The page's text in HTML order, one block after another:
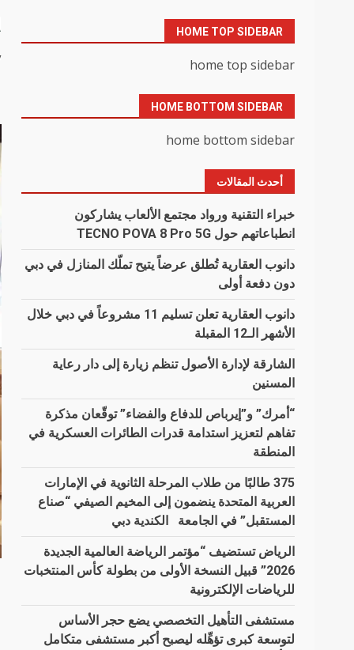
HOME TOP SIDEBAR
home top sidebar
HOME BOTTOM SIDEBAR
home bottom sidebar
أحدث المقالات
خبراء التقنية ورواد مجتمع الألعاب يشاركون
انطباعاتهم حول TECNO POVA 8 Pro 5G
دانوب العقارية تُطلق عرضاً يتيح تملّك المنازل في دبي
دون دفعة أولى
دانوب العقارية تعلن تسليم 11 مشروعاً في دبي خلال
الأشهر الـ12 المقبلة
الشارقة لإدارة الأصول تنظم زيارة إلى دار رعاية
المسنين
“أمرك” و”إيرباص للدفاع والفضاء” توقّعان مذكرة
تفاهم لتعزيز استدامة قدرات الطائرات العسكرية في
المنطقة
375 طالبًا من طلاب المرحلة الثانوية في الإمارات
العربية المتحدة ينضمون إلى المخيم الصيفي “صناع
المستقبل” في الجامعة الكندية دبي
الرياض تستضيف “مؤتمر الرياضة العالمية الجديدة
2026” قبيل النسخة الأولى من بطولة كأس المنتخبات
للرياضات الإلكترونية
مستشفى التأهيل التخصصي يضع حجر الأساس
لتوسعة كبرى تؤهِّله ليصبح أكبر مستشفى متكامل